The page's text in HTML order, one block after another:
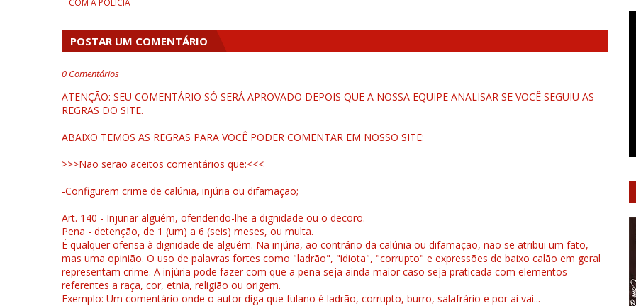
COM A POLÍCIA
POSTAR UM COMENTÁRIO
0 Comentários
ATENÇÃO: SEU COMENTÁRIO SÓ SERÁ APROVADO DEPOIS QUE A NOSSA EQUIPE ANALISAR SE VOCÊ SEGUIU AS
REGRAS DO SITE.
ABAIXO TEMOS AS REGRAS PARA VOCÊ PODER COMENTAR EM NOSSO SITE:
>>>Não serão aceitos comentários que:<<<
-Configurem crime de calúnia, injúria ou difamação;
Art. 140 - Injuriar alguém, ofendendo-lhe a dignidade ou o decoro.
Pena - detenção, de 1 (um) a 6 (seis) meses, ou multa.
É qualquer ofensa à dignidade de alguém. Na injúria, ao contrário da calúnia ou difamação, não se atribui um fato,
mas uma opinião. O uso de palavras fortes como "ladrão", "idiota", "corrupto" e expressões de baixo calão em geral
representam crime. A injúria pode fazer com que a pena seja ainda maior caso seja praticada com elementos
referentes a raça, cor, etnia, religião ou origem.
Exemplo: Um comentário onde o autor diga que fulano é ladrão, corrupto, burro, salafrário e por ai vai...